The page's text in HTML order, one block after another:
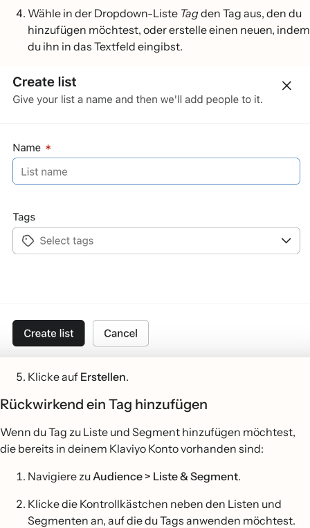
Wähle in der Dropdown-Liste Tagden Tag aus, den du
hinzufügen möchtest, oder erstelle einen neuen, indem
du ihn in das Textfeld eingibst.
Klicke auf Erstellen.
Rückwirkend ein Tag hinzufügen
Wenn du Tag zu Liste und Segment hinzufügen möchtest,
die bereits in deinem Klaviyo Konto vorhanden sind:
Navigiere zu Audience > Liste & Segment.
Klicke die Kontrollkästchen neben den Listen und
Segmenten an, auf die du Tags anwenden möchtest.